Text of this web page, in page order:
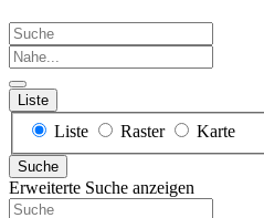
Suche
Nahe...
Liste
Anzeigetyp
für
Suchergebnisse
Liste Raster Karte
Suche
Erweiterte Suche anzeigen
Suche